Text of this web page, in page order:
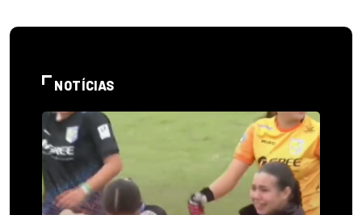
NOTÍCIAS